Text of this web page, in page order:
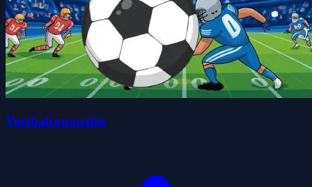
Voetbalcompetitie